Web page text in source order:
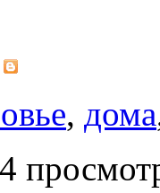
, дома